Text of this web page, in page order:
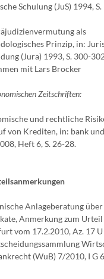
Schulung (JuS) 1994,
als
Prinzip, in:
(Jura) 1993, S. 300-
mit Lars Brocker
Zeitschriften:
und rechtliche
von Krediten, in: bank
Heft 6, S. 26-28.
Anlageberatung
Anmerkung zum Urteil
vom 17.2.2010, Az. 17
(WuB) 7/2010, I G